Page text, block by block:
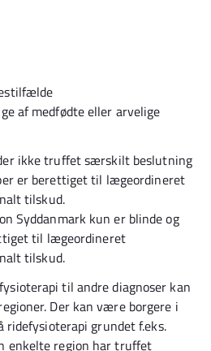
af medfødte eller arvelige
ikke truffet særskilt beslutning
er berettiget til lægeordineret
tilskud.
Syddanmark kun er blinde og
til lægeordineret
tilskud.
til andre diagnoser kan
Der kan være borgere i
ridefysioterapi grundet f.eks.
enkelte region har truffet